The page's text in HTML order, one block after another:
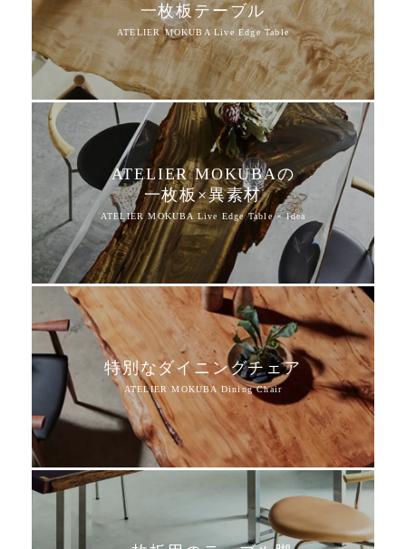
一枚板テーブル
ATELIER MOKUBAの
一枚板×異素材
特別なダイニングチェア